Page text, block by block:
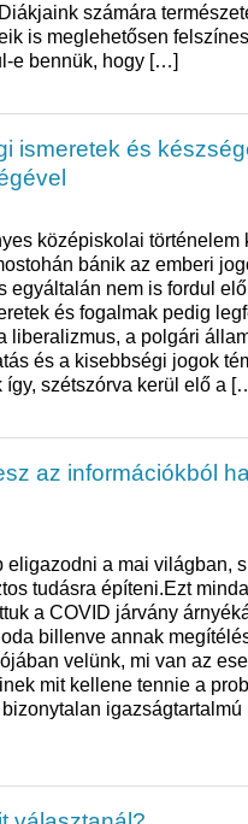
számára
is meglehetősen
e bennük, hogy […]
ismeretek és
középiskolai történelem
bánik az emberi
egyáltalán nem is fordul
és fogalmak pedig
liberalizmus, a polgári
és a kisebbségi jogok
így, szétszórva kerül elő a
az információkból
eligazodni a mai világban,
tudásra építeni.Ezt
a COVID járvány
billenve annak
velünk, mi van az
mit kellene tennie a
igazságtartalmú